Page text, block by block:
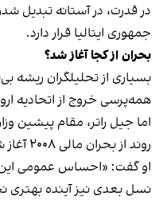
در قدرت، در آستانه تبدیل
جمهوری ایتالیا قرار دارد.
بحران از کجا آغاز شد؟
بسیاری از تحلیلگران ریشه
اما جیل راتر، مقام پیشین
روند از بحران مالی ۲۰۰۸ آغاز شد.
او گفت: «احساس عمومی
نسل بعدی نیز آینده بهتری